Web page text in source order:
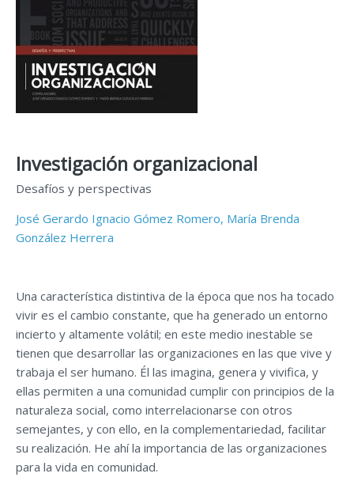
Investigación organizacional
Desafíos y perspectivas
José Gerardo Ignacio Gómez Romero, María Brenda
González Herrera
Una característica distintiva de la época que nos ha tocado
vivir es el cambio constante, que ha generado un entorno
incierto y altamente volátil; en este medio inestable se
tienen que desarrollar las organizaciones en las que vive y
trabaja el ser humano. Él las imagina, genera y vivifica, y
ellas permiten a una comunidad cumplir con principios de la
naturaleza social, como interrelacionarse con otros
semejantes, y con ello, en la complementariedad, facilitar
su realización. He ahí la importancia de las organizaciones
para la vida en comunidad.